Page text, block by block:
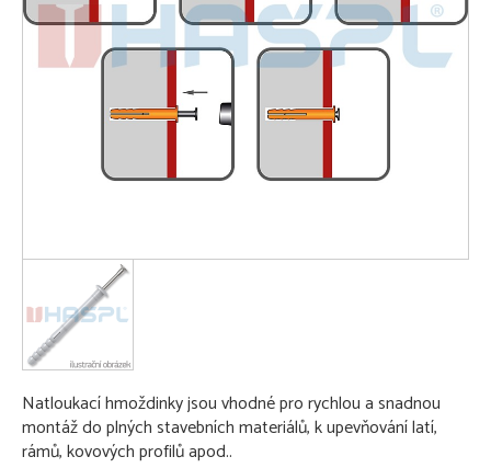
Natloukací hmoždinky jsou vhodné pro rychlou a snadnou
montáž do plných stavebních materiálů, k upevňování latí,
rámů, kovových profilů apod..